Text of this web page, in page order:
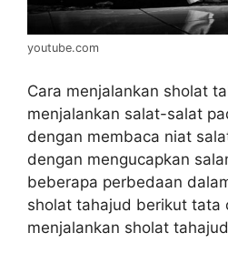
youtube.com
Cara menjalankan sholat
menjalankan salat-salat
dengan membaca niat
dengan mengucapkan
beberapa perbedaan
sholat tahajud berikut tata
menjalankan sholat